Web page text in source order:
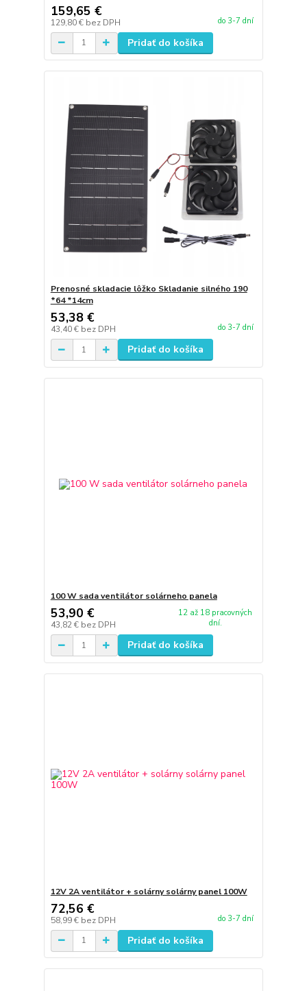
159,65 €
129,80 € bez DPH do 3-7 dní
Pridať do košíka
Prenosné skladacie lôžko Skladanie silného 190
*64 *14cm
53,38 €
43,40 € bez DPH do 3-7 dní
Pridať do košíka
100 W sada ventilátor solárneho panela
53,90 €
43,82 € bez DPH
12 až 18 pracovných
dní.
Pridať do košíka
12V 2A ventilátor + solárny solárny panel 100W
72,56 €
58,99 € bez DPH do 3-7 dní
Pridať do košíka